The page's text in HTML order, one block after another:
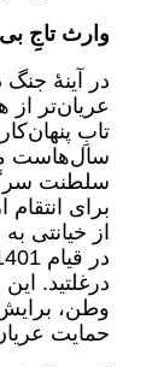
وارث تاجِ
در آینهٔ جنگ
عریان‌تر از
تابِ
سال‌هاست
سلطنت
برای
از خیانتی
درغلتید.
وطن، برایش
حمایت